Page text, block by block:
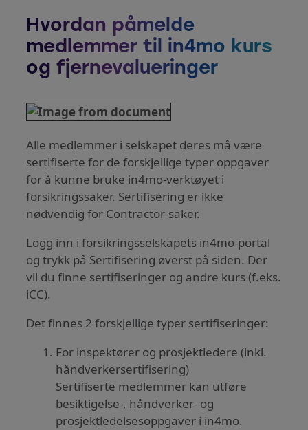
Hvordan påmelde
medlemmer til in4mo kurs
og fjernevalueringer
Alle medlemmer i selskapet deres må være
sertifiserte for de forskjellige typer oppgaver
for å kunne bruke in4mo-verktøyet i
forsikringssaker. Sertifisering er ikke
nødvendig for Contractor-saker.
Logg inn i forsikringsselskapets in4mo-portal
og trykk på Sertifisering øverst på siden. Der
vil du finne sertifiseringer og andre kurs (f.eks.
iCC).
Det finnes 2 forskjellige typer sertifiseringer:
For inspektører og prosjektledere (inkl.
håndverkersertifisering)
Sertifiserte medlemmer kan utføre
besiktigelse-, håndverker- og
prosjektledelsesoppgaver i in4mo.